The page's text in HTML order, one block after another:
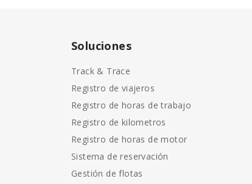
Soluciones
Track & Trace
Registro de viajeros
Registro de horas de trabajo
Registro de kilometros
Registro de horas de motor
Sistema de reservación
Gestión de flotas